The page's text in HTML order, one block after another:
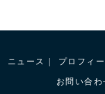
ニュース プロフィ
お問い合わ